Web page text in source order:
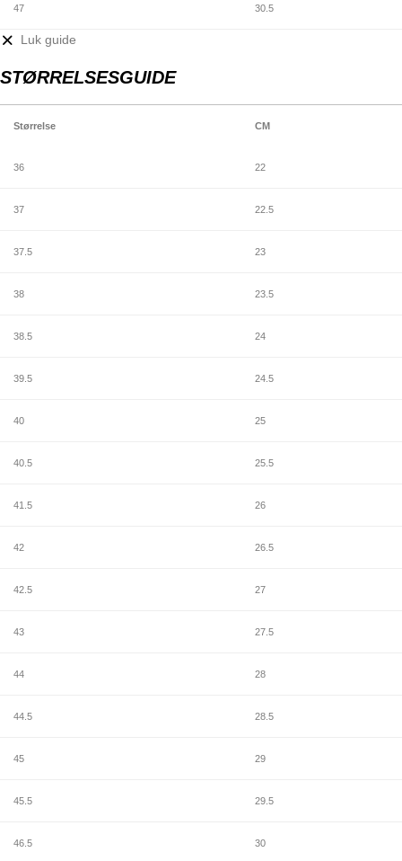
47 30.5
Luk guide
STØRRELSESGUIDE
Størrelse CM
36 22
37 22.5
37.5 23
38 23.5
38.5 24
39.5 24.5
40 25
40.5 25.5
41.5 26
42 26.5
42.5 27
43 27.5
44 28
44.5 28.5
45 29
45.5 29.5
46.5 30